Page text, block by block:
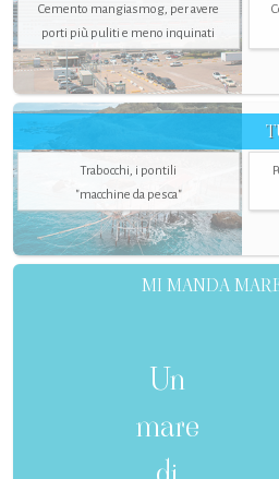
Cemento mangiasmog, per avere
porti più puliti e meno inquinati
Trabocchi, i pontili
"macchine da pesca"
MI MANDA
Un
mare